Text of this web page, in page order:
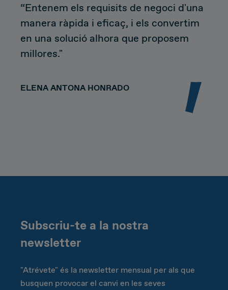
“Entenem els requisits de negoci d'una
manera ràpida i eficaç, i els convertim
en una solució alhora que proposem
millores."
ELENA ANTONA HONRADO
Subscriu-te a la nostra
newsletter
"Atrévete" és la newsletter mensual per als que
busquen provocar el canvi en les seves